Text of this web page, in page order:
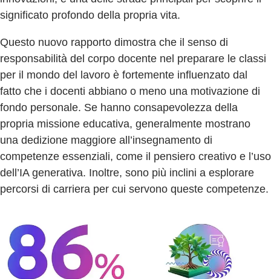
significato profondo della propria vita.
Questo nuovo rapporto dimostra che il senso di
responsabilità del corpo docente nel preparare le classi
per il mondo del lavoro è fortemente influenzato dal
fatto che i docenti abbiano o meno una motivazione di
fondo personale. Se hanno consapevolezza della
propria missione educativa, generalmente mostrano
una dedizione maggiore all’insegnamento di
competenze essenziali, come il pensiero creativo e l’uso
dell’IA generativa. Inoltre, sono più inclini a esplorare
percorsi di carriera per cui servono queste competenze.